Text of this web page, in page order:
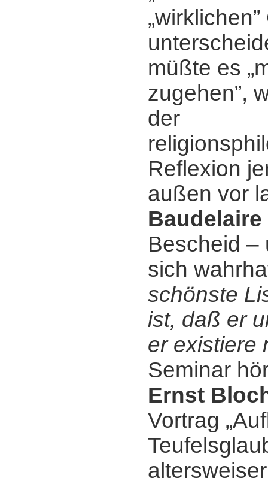
müßte es
zugehen”,
der
Reflexion
außen vor
Baudelaire
Bescheid ‒
sich
schönste
ist, daß er
er existiere
Seminar
Ernst
Vortrag